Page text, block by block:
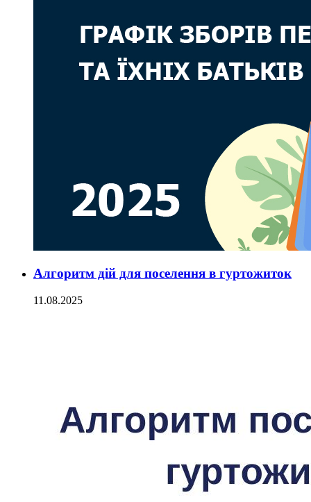
Алгоритм дій для поселення в гуртожиток
11.08.2025